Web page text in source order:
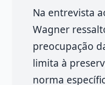
Na entrevista
Wagner
preocupação
limita à
norma